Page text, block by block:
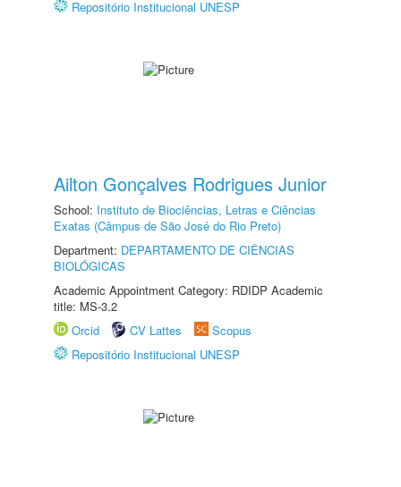
Repositório Institucional UNESP
Ailton Gonçalves Rodrigues Junior
School: Instituto de Biociências, Letras e Ciências
Exatas (Câmpus de São José do Rio Preto)
Department: DEPARTAMENTO DE CIÊNCIAS
BIOLÓGICAS
Academic Appointment Category: RDIDP Academic
title: MS-3.2
Orcid
CV Lattes
Scopus
Repositório Institucional UNESP